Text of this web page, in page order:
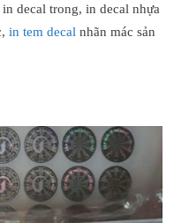
in decal trong, in decal nhựa
in tem decal nhãn mác sản